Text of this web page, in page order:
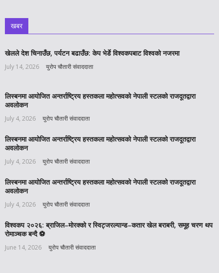
खबर
खेलले देश चिनाउँछ, पर्यटन बढाउँछ: केप भेर्डे विश्वकपबाट विश्वको नजरमा
July 14, 2026 युरोप चौतारी संवाददाता
लिस्बनमा आयोजित अन्तर्राष्ट्रिय हस्तकला महोत्सवको नेपाली स्टलको राजदूतद्वारा
अवलोकन
July 4, 2026 युरोप चौतारी संवाददाता
लिस्बनमा आयोजित अन्तर्राष्ट्रिय हस्तकला महोत्सवको नेपाली स्टलको राजदूतद्वारा
अवलोकन
July 4, 2026 युरोप चौतारी संवाददाता
लिस्बनमा आयोजित अन्तर्राष्ट्रिय हस्तकला महोत्सवको नेपाली स्टलको राजदूतद्वारा
अवलोकन
July 4, 2026 युरोप चौतारी संवाददाता
विश्वकप २०२६: ब्राजिल–मोरक्को र स्विट्जरल्यान्ड–कतार खेल बराबरी, समूह चरण थप
रोमाञ्चक बन्दै ⚽️
June 14, 2026 युरोप चौतारी संवाददाता